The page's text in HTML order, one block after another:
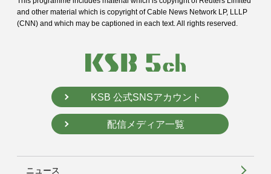
and other material which is copyright of Cable News Network LP, LLLP
(CNN) and which may be captioned in each text. All rights reserved.
KSB 公式SNSアカウント
配信メディア一覧
ニュース